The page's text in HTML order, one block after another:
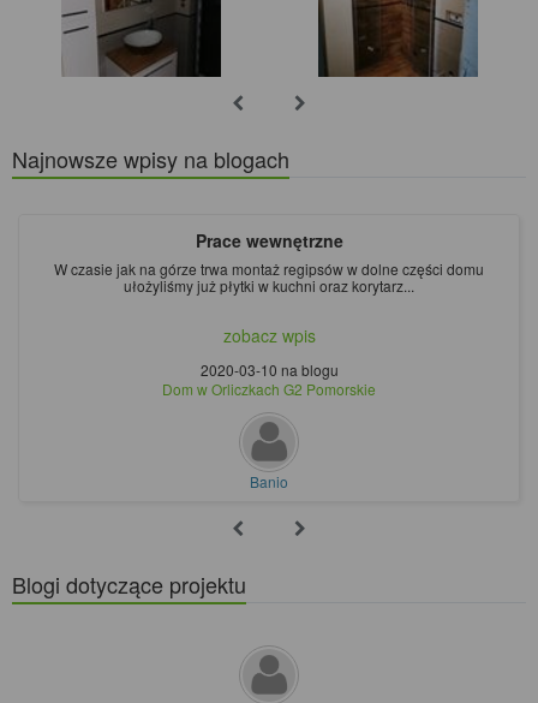
Najnowsze wpisy na blogach
Prace wewnętrzne
W czasie jak na górze trwa montaż regipsów w dolne części domu
ułożyliśmy już płytki w kuchni oraz korytarz...
zobacz wpis
2020-03-10 na blogu
Dom w Orliczkach G2 Pomorskie
Banio
Blogi dotyczące projektu